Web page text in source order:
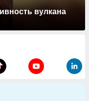
вулкана